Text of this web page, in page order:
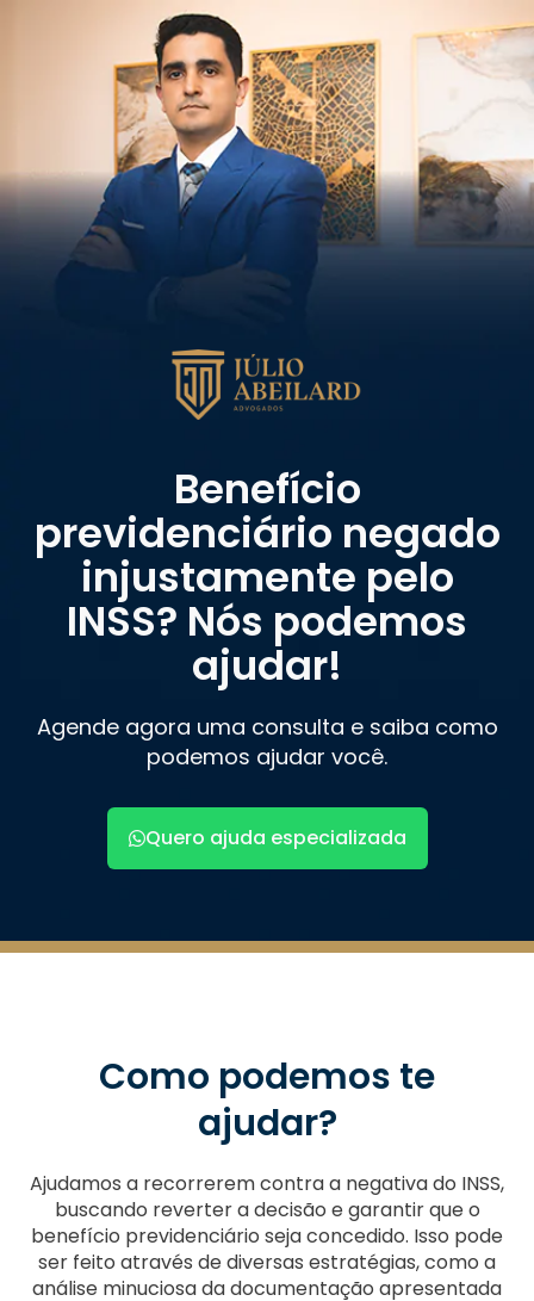
Benefício
previdenciário negado
injustamente pelo
INSS? Nós podemos
ajudar!
Agende agora uma consulta e saiba como
podemos ajudar você.
Quero ajuda especializada
Como podemos te
ajudar?
Ajudamos a recorrerem contra a negativa do INSS,
buscando reverter a decisão e garantir que o
benefício previdenciário seja concedido. Isso pode
ser feito através de diversas estratégias, como a
análise minuciosa da documentação apresentada